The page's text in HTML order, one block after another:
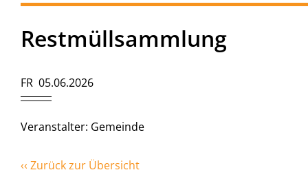
Restmüllsammlung
FR 05.06.2026
Veranstalter: Gemeinde
‹‹ Zurück zur Übersicht